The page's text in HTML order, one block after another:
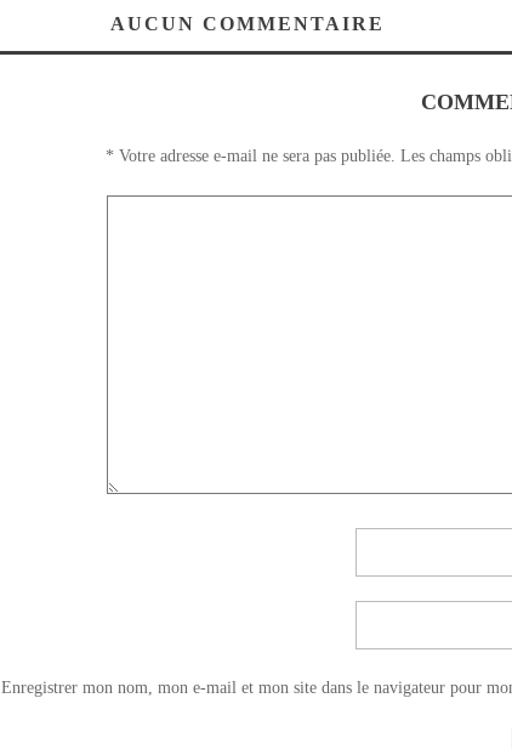
والاتجار الدولي فيAUCUN COMMENTAIRE
Votre adresse e-mail ne sera pas publiée. Les champs
*
Enregistrer mon nom, mon e-mail et mon site dans le navigateur pour